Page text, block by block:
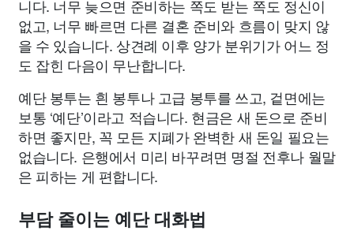
니다. 너무 늦으면 준비하는 쪽도 받는 쪽도 정신이
없고, 너무 빠르면 다른 결혼 준비와 흐름이 맞지 않
을 수 있습니다. 상견례 이후 양가 분위기가 어느 정
도 잡힌 다음이 무난합니다.
예단 봉투는 흰 봉투나 고급 봉투를 쓰고, 겉면에는
보통 ‘예단’이라고 적습니다. 현금은 새 돈으로 준비
하면 좋지만, 꼭 모든 지폐가 완벽한 새 돈일 필요는
없습니다. 은행에서 미리 바꾸려면 명절 전후나 월말
은 피하는 게 편합니다.
부담 줄이는 예단 대화법